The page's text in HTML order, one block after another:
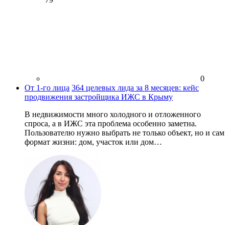
0
От 1-го лица 364 целевых лида за 8 месяцев: кейс
продвижения застройщика ИЖС в Крыму
В недвижимости много холодного и отложенного
спроса, а в ИЖС эта проблема особенно заметна.
Пользователю нужно выбрать не только объект, но и сам
формат жизни: дом, участок или дом…